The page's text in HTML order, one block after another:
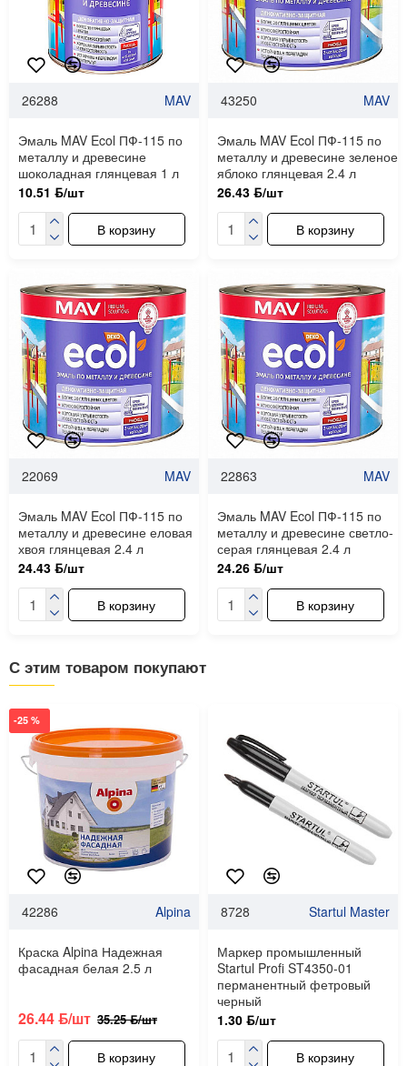
26288 MAV
Эмаль MAV Ecol ПФ-115 по
металлу и древесине
шоколадная глянцевая 1 л
10.51 ƃ/шт
В корзину
43250 MAV
Эмаль MAV Ecol ПФ-115 по
металлу и древесине зеленое
яблоко глянцевая 2.4 л
26.43 ƃ/шт
В корзину
22069 MAV
Эмаль MAV Ecol ПФ-115 по
металлу и древесине еловая
хвоя глянцевая 2.4 л
24.43 ƃ/шт
В корзину
22863 MAV
Эмаль MAV Ecol ПФ-115 по
металлу и древесине светло-
серая глянцевая 2.4 л
24.26 ƃ/шт
В корзину
С этим товаром покупают
-25 %
42286 Alpina
Краска Alpina Надежная
фасадная белая 2.5 л
26.44 ƃ/шт 35.25 ƃ/шт
В корзину
8728 Startul Master
Маркер промышленный
Startul Profi ST4350-01
перманентный фетровый
черный
1.30 ƃ/шт
В корзину